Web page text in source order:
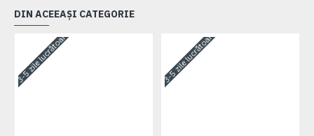
DIN ACEEAȘI CATEGORIE
3-5 zile lucrătoare 3-5 zile lucrătoare